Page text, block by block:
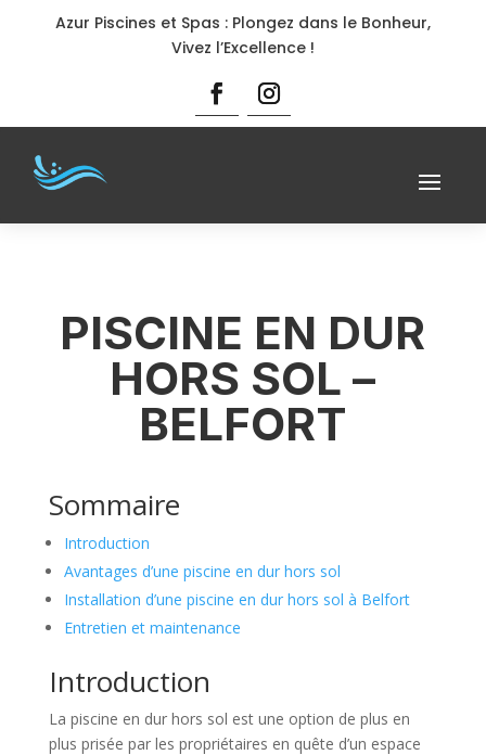
Azur Piscines et Spas : Plongez dans le Bonheur,
Vivez l’Excellence !
PISCINE EN DUR
HORS SOL –
BELFORT
Sommaire
Introduction
Avantages d’une piscine en dur hors sol
Installation d’une piscine en dur hors sol à Belfort
Entretien et maintenance
Introduction
La piscine en dur hors sol est une option de plus en
plus prisée par les propriétaires en quête d’un espace